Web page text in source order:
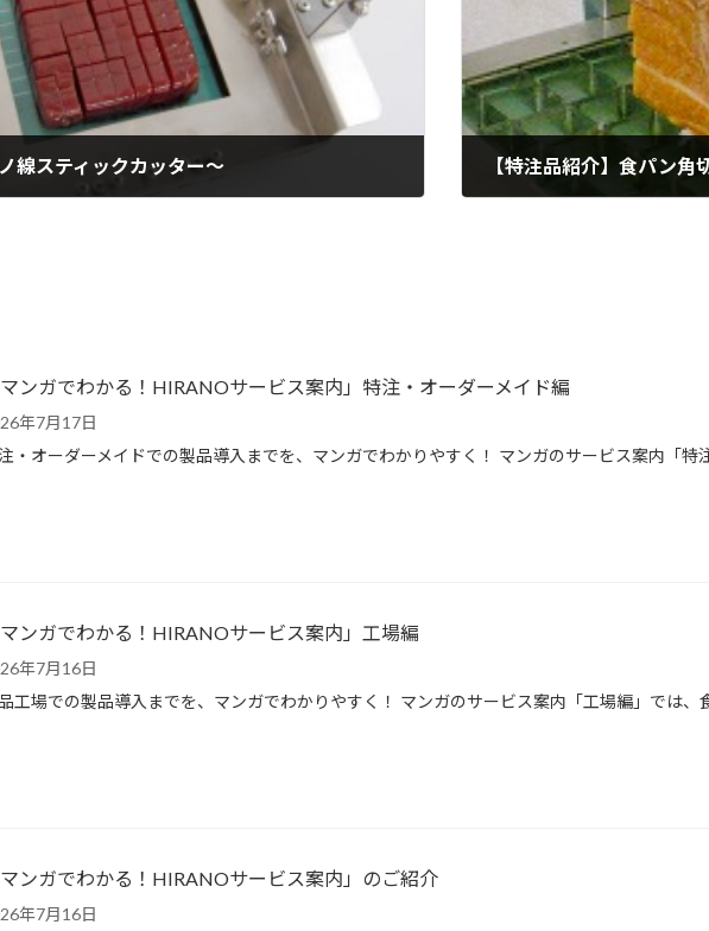
線スティックカッター～ 【特注品紹介】食パン角
マンガでわかる！HIRANOサービス案内」特注・オーダーメイド編
年7月17日
・オーダーメイドでの製品導入までを、マンガでわかりやすく！ マンガのサービス案内「
マンガでわかる！HIRANOサービス案内」工場編
年7月16日
工場での製品導入までを、マンガでわかりやすく！ マンガのサービス案内「工場編」では
マンガでわかる！HIRANOサービス案内」のご紹介
年7月16日